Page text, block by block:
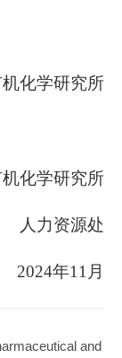
化学研究所
化学研究所
人力资源处
2024年11 月
and